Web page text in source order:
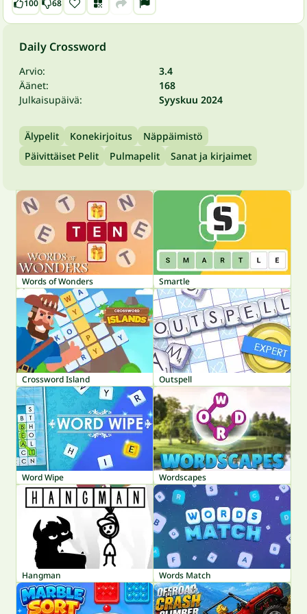
100 68
Daily Crossword
Arvio:
3.4
Äänet:
168
Julkaisupäivä:
Syyskuu 2024
Älypelit Konekirjoitus
Näppäimistö
Päivittäiset Pelit
Pulmapelit Sanat ja kirjaimet
Words of Wonders Smartle
Crossword Island Outspell
Word Wipe Wordscapes
Hangman Words Match